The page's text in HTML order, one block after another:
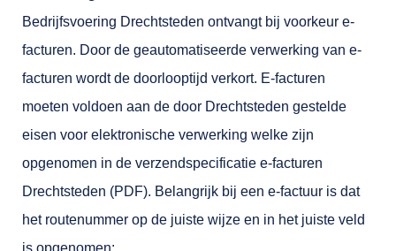
Bedrijfsvoering Drechtsteden ontvangt bij voorkeur e-
facturen. Door de geautomatiseerde verwerking van e-
facturen wordt de doorlooptijd verkort. E-facturen
moeten voldoen aan de door Drechtsteden gestelde
eisen voor elektronische verwerking welke zijn
opgenomen in de verzendspecificatie e-facturen
Drechtsteden (PDF). Belangrijk bij een e-factuur is dat
het routenummer op de juiste wijze en in het juiste veld
is opgenomen: